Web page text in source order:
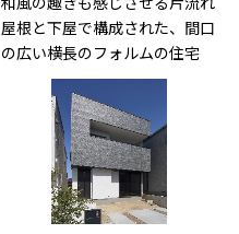
屋根と下屋で構成された、間口
の広い横長のフォルムの住宅